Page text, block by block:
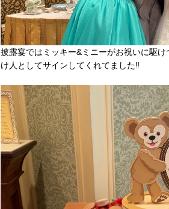
披露宴ではミッキー&ミニーがお祝いに駆
け人としてサインしてくれてました‼️